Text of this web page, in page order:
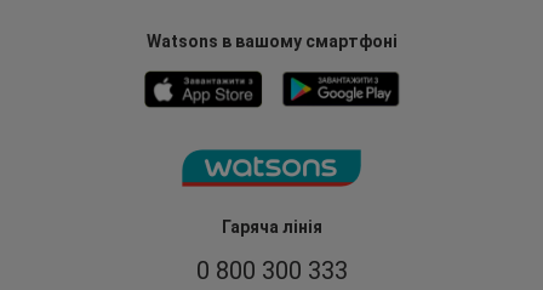
Гаряча лінія
0 800 300 333
Watsons в вашому смартфоні